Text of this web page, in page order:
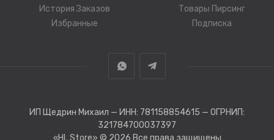
История Заказов
Избранные
Товары Пирсинг
Подписка
ИП Щедрин Михаил — ИНН: 781158854615 — ОГРНИП:
321784700037397
«HL Store» © 2026 Все права защищены